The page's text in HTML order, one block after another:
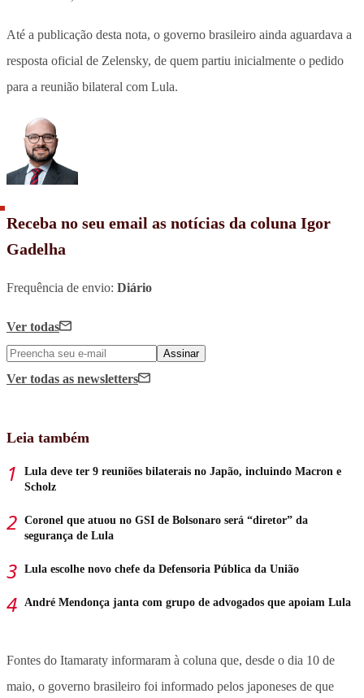
Até a publicação desta nota, o governo brasileiro ainda aguardava a
resposta oficial de Zelensky, de quem partiu inicialmente o pedido
para a reunião bilateral com Lula.
Receba no seu email as notícias da coluna Igor
Gadelha
Frequência de envio: Diário
Ver todas
Assinar
Ver todas as newsletters
Leia também
Lula deve ter 9 reuniões bilaterais no Japão, incluindo Macron e
Scholz
Coronel que atuou no GSI de Bolsonaro será “diretor” da
segurança de Lula
Lula escolhe novo chefe da Defensoria Pública da União
André Mendonça janta com grupo de advogados que apoiam Lula
Fontes do Itamaraty informaram à coluna que, desde o dia 10 de
maio, o governo brasileiro foi informado pelos japoneses de que